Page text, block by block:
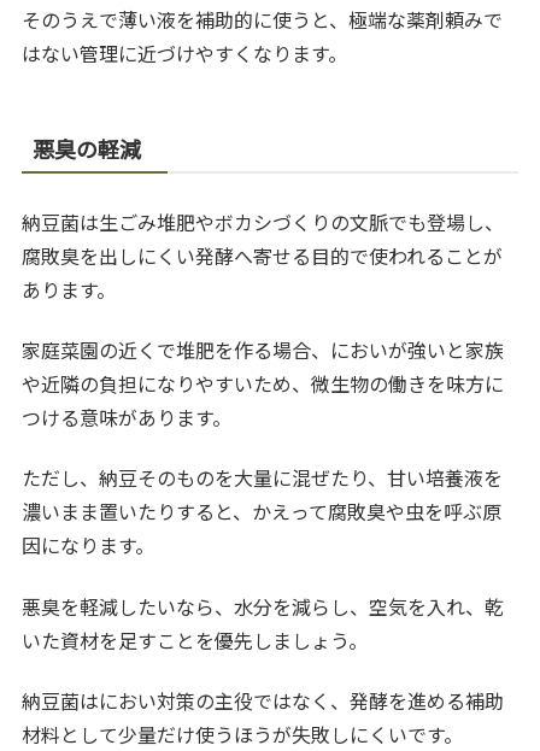
そのうえで薄い液を補助的に使うと、極端な薬剤頼みで
はない管理に近づけやすくなります。
悪臭の軽減
納豆菌は生ごみ堆肥やボカシづくりの文脈でも登場し、
腐敗臭を出しにくい発酵へ寄せる目的で使われることが
あります。
家庭菜園の近くで堆肥を作る場合、においが強いと家族
や近隣の負担になりやすいため、微生物の働きを味方に
つける意味があります。
ただし、納豆そのものを大量に混ぜたり、甘い培養液を
濃いまま置いたりすると、かえって腐敗臭や虫を呼ぶ原
因になります。
悪臭を軽減したいなら、水分を減らし、空気を入れ、乾
いた資材を足すことを優先しましょう。
納豆菌はにおい対策の主役ではなく、発酵を進める補助
材料として少量だけ使うほうが失敗しにくいです。